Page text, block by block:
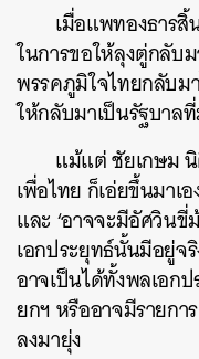
เมื่อแพทองธาร
ในการขอให้ลุงตู่กลับ
พรรคภูมิใจไทยกลับม
ให้กลับมาเป็นรัฐบาล
แม้แต่ ชัยเกษม
เพื่อไทย ก็เอ่ยขึ้นมาเ
และ ‘อาจจะมีอัศวิน
เอกประยุทธ์นั้นมีอยู่จ
อาจเป็นได้ทั้งพลเอก
ยกฯ หรืออาจมีรายกา
ลงมายุ่ง